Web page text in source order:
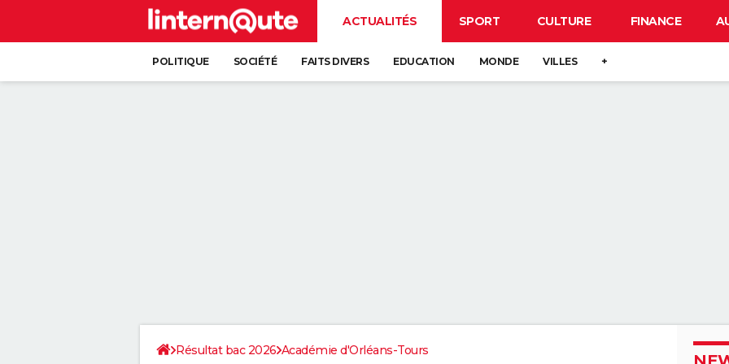
ACTUALITÉS SPORT CULTURE FINANCE
POLITIQUE SOCIÉTÉ FAITS DIVERS EDUCATION MONDE VILLES +
Résultat bac 2026 Académie d'Orléans-Tours